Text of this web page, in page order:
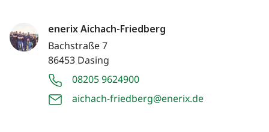
enerix Aichach-Friedberg
Bachstraße 7
86453 Dasing
08205 9624900
aichach-friedberg@enerix.de